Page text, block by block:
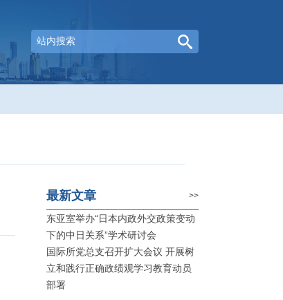
最新文章 >>
东亚室举办“日本内政外交政策变动
下的中日关系”学术研讨会
国际所党总支召开扩大会议 开展树
立和践行正确政绩观学习教育动员
部署